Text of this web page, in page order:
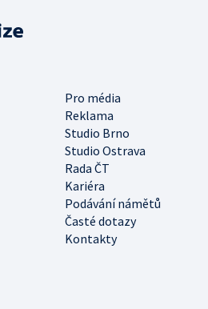
Pro média
Reklama
Studio Brno
Studio Ostrava
Rada ČT
Kariéra
Podávání námětů
Časté dotazy
Kontakty